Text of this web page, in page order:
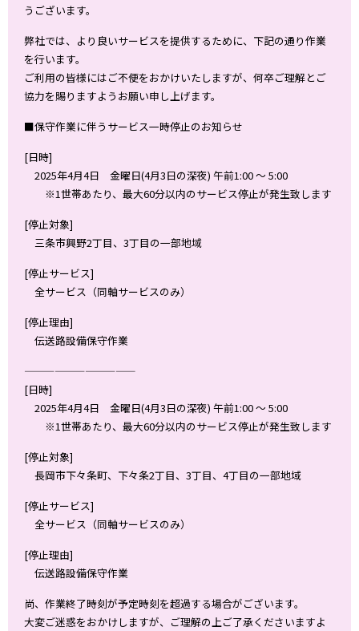
うございます。
弊社では、より良いサービスを提供するために、下記の通り作業
を行います。
ご利用の皆様にはご不便をおかけいたしますが、何卒ご理解とご
協力を賜りますようお願い申し上げます。
■保守作業に伴うサービス一時停止のお知らせ
[日時]
2025年4月4日 金曜日(4月3日の深夜) 午前1:00 ～ 5:00
※1世帯あたり、最大60分以内のサービス停止が発生致します
[停止対象]
三条市興野2丁目、3丁目の一部地域
[停止サービス]
全サービス（同軸サービスのみ）
[停止理由]
伝送路設備保守作業
———————————
[日時]
2025年4月4日 金曜日(4月3日の深夜) 午前1:00 ～ 5:00
※1世帯あたり、最大60分以内のサービス停止が発生致します
[停止対象]
長岡市下々条町、下々条2丁目、3丁目、4丁目の一部地域
[停止サービス]
全サービス（同軸サービスのみ）
[停止理由]
伝送路設備保守作業
尚、作業終了時刻が予定時刻を超過する場合がございます。
大変ご迷惑をおかけしますが、ご理解の上ご了承くださいますよ